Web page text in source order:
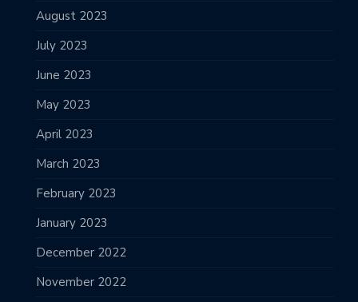
August 2023
July 2023
June 2023
May 2023
April 2023
March 2023
February 2023
January 2023
December 2022
November 2022